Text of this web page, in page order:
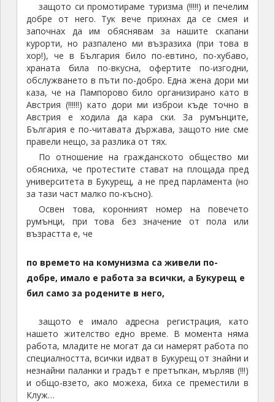
защото си промотираме туризма (!!!!!) и печелим
добре от него. Тук вече прихнах да се смея и
започнах да им обяснявам за нашите скапани
курорти, но разпалено ми възразиха (при това в
хор!), че в България било по-евтино, по-хубаво,
храната била по-вкусна, офертите по-изгодни,
обслужването в пъти по-добро. Една жена дори ми
каза, че на Пампорово било организирано като в
Австрия (!!!!!!) като дори ми изброи къде точно в
Австрия е ходила да кара ски. За румънците,
България е по-читавата държава, защото ние сме
правели нещо, за разлика от тях.
По отношение на гражданското общество ми
обясниха, че протестите стават на площада пред
университета в Букурещ, а не пред парламента (но
за тази част малко по-късно).
Освен това, коронният номер на повечето
румънци, при това без значение от пола или
възрастта е, че
по времето на комунизма са живели по-
добре, имало е работа за всички, а Букурещ е
бил само за родените в него,
защото е имало адресна регистрация, като
нашето жителство едно време. В момента няма
работа, младите не могат да си намерят работа по
специалността, всички идват в Букурещ от знайни и
незнайни паланки и градът е претъпкан, мърляв (!!!)
и общо-взето, ако можеха, биха се преместили в
Клуж…